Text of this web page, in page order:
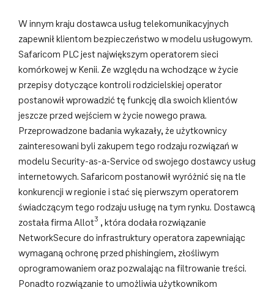
W innym kraju dostawca usług telekomunikacyjnych
zapewnił klientom bezpieczeństwo w modelu usługowym.
Safaricom PLC jest największym operatorem sieci
komórkowej w Kenii. Ze względu na wchodzące w życie
przepisy dotyczące kontroli rodzicielskiej operator
postanowił wprowadzić tę funkcję dla swoich klientów
jeszcze przed wejściem w życie nowego prawa.
Przeprowadzone badania wykazały, że użytkownicy
zainteresowani byli zakupem tego rodzaju rozwiązań w
modelu Security-as-a-Service od swojego dostawcy usług
internetowych. Safaricom postanowił wyróżnić się na tle
konkurencji w regionie i stać się pierwszym operatorem
świadczącym tego rodzaju usługę na tym rynku. Dostawcą
została firma Allot3 , która dodała rozwiązanie
NetworkSecure do infrastruktury operatora zapewniając
wymaganą ochronę przed phishingiem, złośliwym
oprogramowaniem oraz pozwalając na filtrowanie treści.
Ponadto rozwiązanie to umożliwia użytkownikom